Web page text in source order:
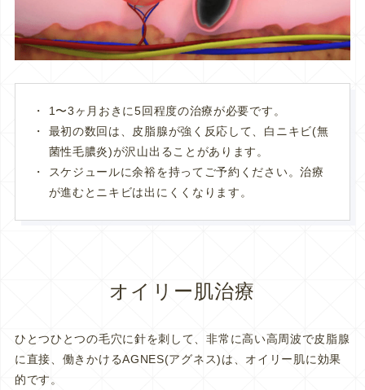
1〜3ヶ月おきに5回程度の治療が必要です。
最初の数回は、皮脂腺が強く反応して、白ニキビ(無
菌性毛膿炎)が沢山出ることがあります。
スケジュールに余裕を持ってご予約ください。治療
が進むとニキビは出にくくなります。
オイリー肌治療
ひとつひとつの毛穴に針を刺して、非常に高い高周波で皮脂腺
に直接、働きかけるAGNES(アグネス)は、オイリー肌に効果
的です。